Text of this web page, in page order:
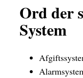
Ord der
System